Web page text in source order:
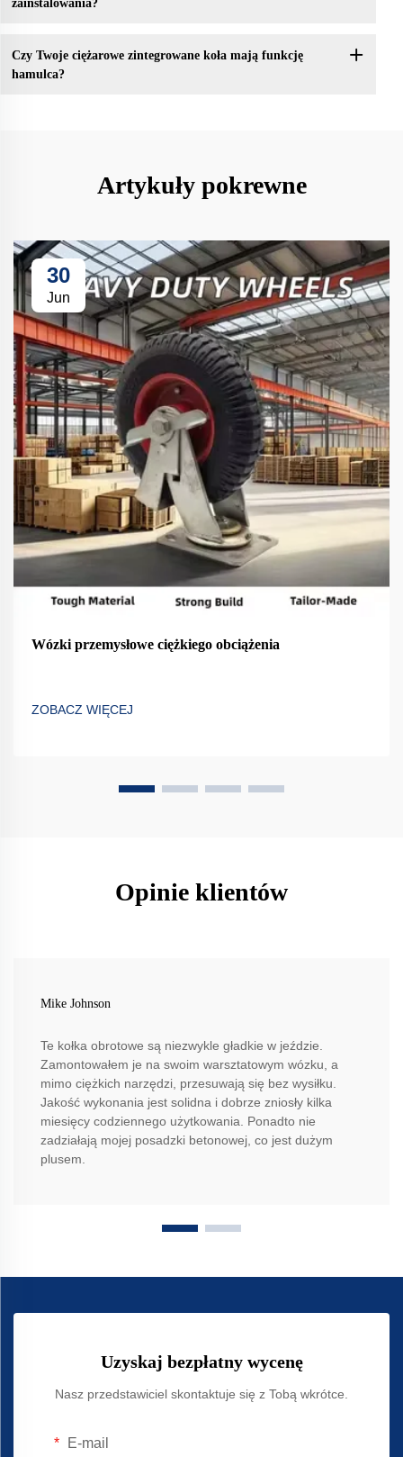
zainstalowania?
Czy Twoje ciężarowe zintegrowane koła mają funkcję
hamulca?
Artykuły pokrewne
30
Jun
Wózki przemysłowe ciężkiego obciążenia
ZOBACZ WIĘCEJ
Opinie klientów
Mike Johnson
Te kołka obrotowe są niezwykle gładkie w jeździe.
Zamontowałem je na swoim warsztatowym wózku, a
mimo ciężkich narzędzi, przesuwają się bez wysiłku.
Jakość wykonania jest solidna i dobrze zniosły kilka
miesięcy codziennego użytkowania. Ponadto nie
zadziałają mojej posadzki betonowej, co jest dużym
plusem.
Uzyskaj bezpłatny wycenę
Nasz przedstawiciel skontaktuje się z Tobą wkrótce.
E-mail